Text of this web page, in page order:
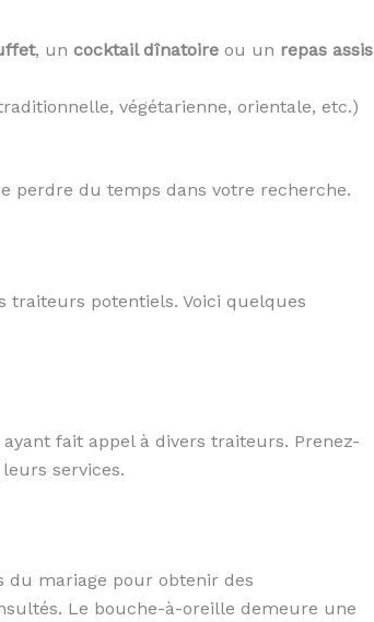
, un cocktail dînatoire ou un repas assis
végétarienne, orientale, etc.)
perdre du temps dans votre recherche.
traiteurs potentiels. Voici quelques
ayant fait appel à divers traiteurs. Prenez-
services.
du mariage pour obtenir des
Le bouche-à-oreille demeure une